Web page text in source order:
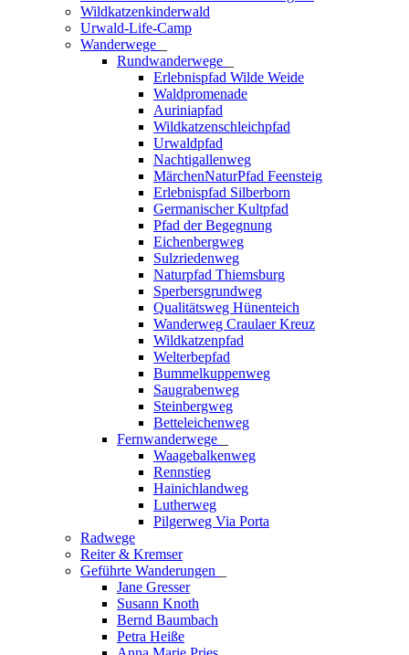
Wildkatzenkinderwald
Urwald-Life-Camp
Wanderwege
Rundwanderwege
Erlebnispfad Wilde Weide
Waldpromenade
Auriniapfad
Wildkatzenschleichpfad
Urwaldpfad
Nachtigallenweg
MärchenNaturPfad Feensteig
Erlebnispfad Silberborn
Germanischer Kultpfad
Pfad der Begegnung
Eichenbergweg
Sulzriedenweg
Naturpfad Thiemsburg
Sperbersgrundweg
Qualitätsweg Hünenteich
Wanderweg Craulaer Kreuz
Wildkatzenpfad
Welterbepfad
Bummelkuppenweg
Saugrabenweg
Steinbergweg
Betteleichenweg
Fernwanderwege
Waagebalkenweg
Rennstieg
Hainichlandweg
Lutherweg
Pilgerweg Via Porta
Radwege
Reiter & Kremser
Geführte Wanderungen
Jane Gresser
Susann Knoth
Bernd Baumbach
Petra Heiße